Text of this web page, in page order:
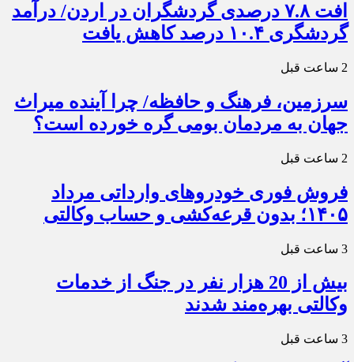
افت ۷.۸ درصدی گردشگران در اردن/ درآمد
گردشگری ۱۰.۴ درصد کاهش یافت
2 ساعت قبل
سرزمین، فرهنگ و حافظه/ چرا آینده میراث
جهان به مردمان بومی گره خورده است؟
2 ساعت قبل
فروش فوری خودروهای وارداتی مرداد
۱۴۰۵؛ بدون قرعه‌کشی و حساب وکالتی
3 ساعت قبل
بیش از 20 هزار نفر در جنگ از خدمات
وکالتی بهره‌مند شدند
3 ساعت قبل